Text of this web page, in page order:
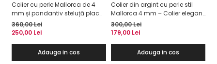
Colier cu perle Mallorca de 4
mm și pandantiv steluță placat
cu aur 14K – Colier la baza
gâtului
360,00 Lei
250,00 Lei
Adauga in cos
Colier din argint cu perle stil
Mallorca 4 mm – Colier elegant
la baza gâtului
300,00 Lei
179,00 Lei
Adauga in cos